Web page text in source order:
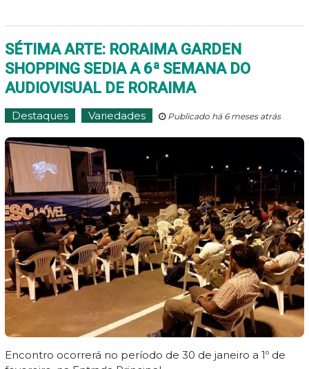
SÉTIMA ARTE: RORAIMA GARDEN
SHOPPING SEDIA A 6ª SEMANA DO
AUDIOVISUAL DE RORAIMA
Destaques Variedades Publicado há 6 meses atrás
Encontro ocorrerá no período de 30 de janeiro a 1º de